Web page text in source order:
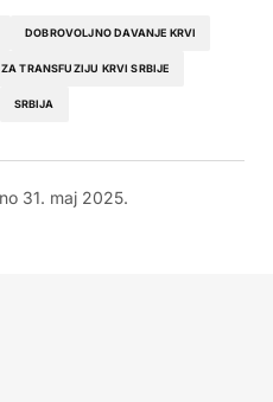
DOBROVOLJNO DAVANJE KRVI
TRANSFUZIJU KRVI SRBIJE
SRBIJA
31. maj 2025.